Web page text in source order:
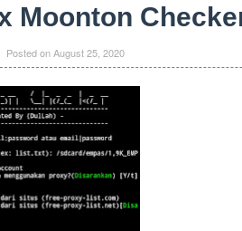
Moonton
Posted onAugust 25, 2020